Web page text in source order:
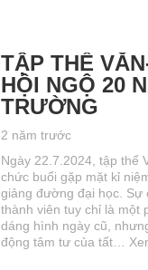
TẬP THỂ
HỘI NGỘ 20
TRƯỜNG
2 năm trước
Ngày 22.7.2024, tập thể
chức buổi gặp mặt kỉ
giảng đường đại học. Sự
thành viên tuy chỉ là một
dáng hình ngày cũ,
động tâm tư của tất…